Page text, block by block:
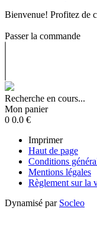
Bienvenue! Profitez de
Passer la commande
Recherche en cours...
Mon panier
0 0.0 €
Imprimer
Haut de page
Conditions
Mentions légales
Règlement sur la
Dynamisé par Socleo